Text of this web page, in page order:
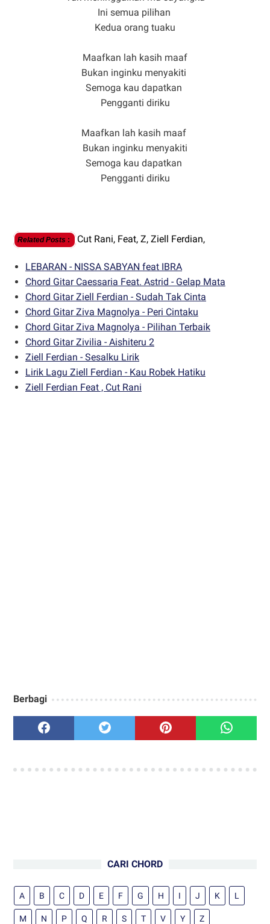
Ini semua pilihan
Kedua orang tuaku
Maafkan lah kasih maaf
Bukan inginku menyakiti
Semoga kau dapatkan
Pengganti diriku
Maafkan lah kasih maaf
Bukan inginku menyakiti
Semoga kau dapatkan
Pengganti diriku
Related Posts : Cut Rani, Feat, Z, Ziell Ferdian,
LEBARAN - NISSA SABYAN feat IBRA
Chord Gitar Caessaria Feat. Astrid - Gelap Mata
Chord Gitar Ziell Ferdian - Sudah Tak Cinta
Chord Gitar Ziva Magnolya - Peri Cintaku
Chord Gitar Ziva Magnolya - Pilihan Terbaik
Chord Gitar Zivilia - Aishiteru 2
Ziell Ferdian - Sesalku Lirik
Lirik Lagu Ziell Ferdian - Kau Robek Hatiku
Ziell Ferdian Feat , Cut Rani
Berbagi
CARI CHORD
A B C D E F G H I J K L
M N P Q R S T V Y Z